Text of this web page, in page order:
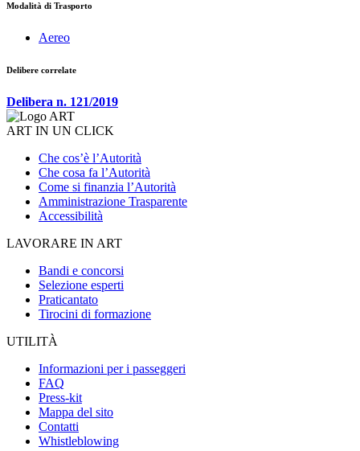
Modalità di Trasporto
Aereo
Delibere correlate
Delibera n. 121/2019
ART IN UN CLICK
Che cos’è l’Autorità
Che cosa fa l’Autorità
Come si finanzia l’Autorità
Amministrazione Trasparente
Accessibilità
LAVORARE IN ART
Bandi e concorsi
Selezione esperti
Praticantato
Tirocini di formazione
UTILITÀ
Informazioni per i passeggeri
FAQ
Press-kit
Mappa del sito
Contatti
Whistleblowing